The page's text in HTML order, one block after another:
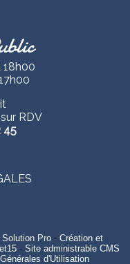
18h00
RDV
45
Pro- Création et
- Site administrable CMS
d'Utilisation